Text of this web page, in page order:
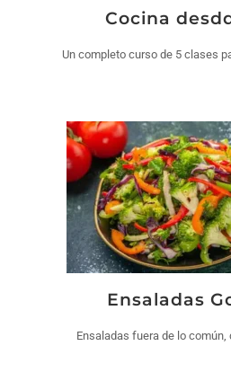
Cocina
Un completo curso de 5 clases
Ensaladas
Ensaladas fuera de lo